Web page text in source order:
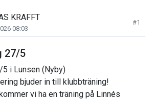
KRAFFT
08:03
#1
27/5
i Lunsen (Nyby)
bjuder in till klubbträning!
vi ha en träning på Linnés